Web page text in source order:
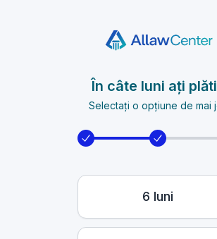
În câte luni ați
Selectați o opțiune de mai
6 luni